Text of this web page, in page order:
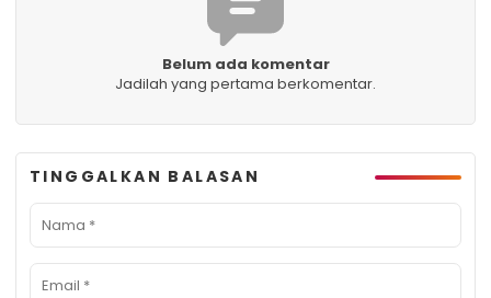
Belum ada komentar
Jadilah yang pertama berkomentar.
TINGGALKAN BALASAN